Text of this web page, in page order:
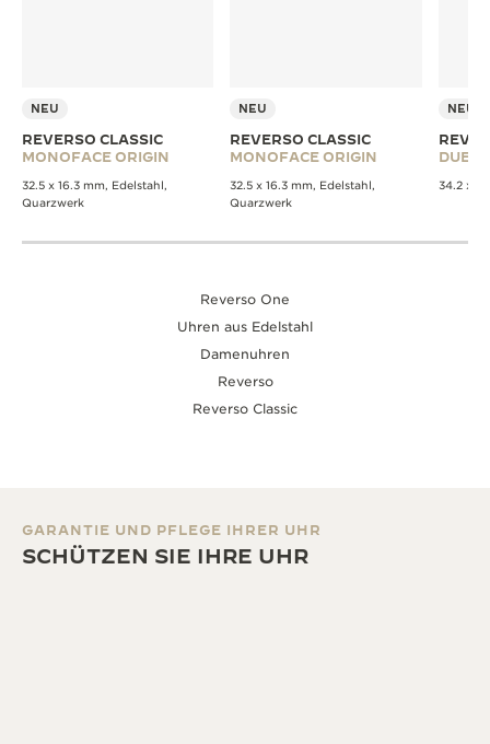
NEU
REVERSO CLASSIC
MONOFACE ORIGIN
32.5 x 16.3 mm, Edelstahl,
Quarzwerk
NEU
REVERSO CLASSIC
MONOFACE ORIGIN
32.5 x 16.3 mm, Edelstahl,
Quarzwerk
NEU
34.2 x
Reverso One
Uhren aus Edelstahl
Damenuhren
Reverso
Reverso Classic
GARANTIE UND PFLEGE IHRER UHR
SCHÜTZEN SIE IHRE UHR